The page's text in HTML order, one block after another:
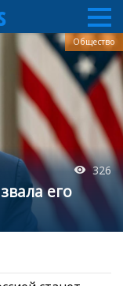
326
его
Общество